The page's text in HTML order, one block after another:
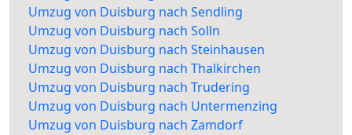
Umzug von Duisburg nach Sendling
Umzug von Duisburg nach Solln
Umzug von Duisburg nach Steinhausen
Umzug von Duisburg nach Thalkirchen
Umzug von Duisburg nach Trudering
Umzug von Duisburg nach Untermenzing
Umzug von Duisburg nach Zamdorf